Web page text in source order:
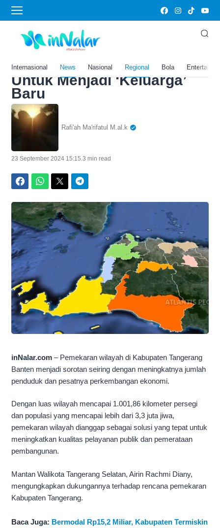
Internasional News Nasional Regional Bola
Home›News
3 Daerah di Kabupaten
Tangerang, Banten Siap
Boyong 28 Kecamatan
Untuk Menjadi ‘Keluarga’
Baru
Rafi'ah Ma'rifatul M.al.k
23 September 2024 15:15.3 min read
inNalar.com – Pemekaran wilayah di Kabupaten Tangerang
Banten menjadi sorotan seiring dengan meningkatnya jumlah
penduduk dan pesatnya perkembangan ekonomi.
Dengan luas wilayah mencapai 1.001,86 kilometer persegi
dan populasi yang mencapai lebih dari 3,3 juta jiwa,
pemekaran wilayah dianggap sebagai solusi yang tepat untuk
meningkatkan kualitas pelayanan publik dan pemerataan
pembangunan.
Mantan Walikota Tangerang Selatan, Airin Rachmi Diany,
mengungkapkan dukungannya terhadap rencana pemekaran
Kabupaten Tangerang.
Baca Juga: Bermodal Rp15,2 Miliar, Kabupaten Termiskin